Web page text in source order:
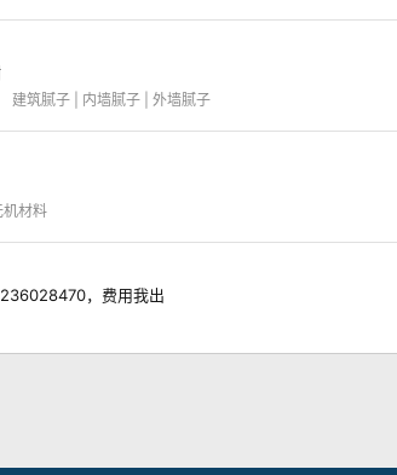
建筑腻子 | 内墙腻子 | 外墙腻子
机材料
，费用我出